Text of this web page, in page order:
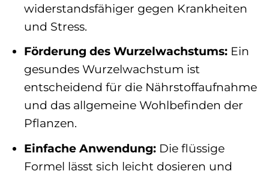
widerstandsfähiger gegen Krankheiten
und Stress.
Förderung des Wurzelwachstums:Ein
gesundes Wurzelwachstum ist
entscheidend für die Nährstoffaufnahme
und das allgemeine Wohlbefinden der
Pflanzen.
Einfache Anwendung:Die flüssige
Formel lässt sich leicht dosieren und